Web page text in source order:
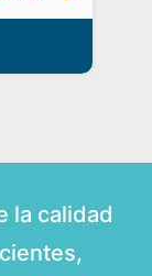
la calidad